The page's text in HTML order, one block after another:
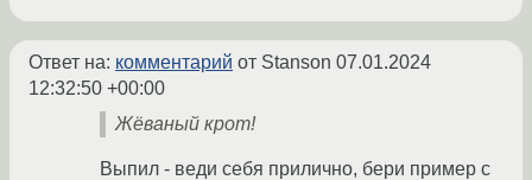
Ответ на: комментарий от Stanson 07.01.2024
12:32:50 +00:00
Жёваный крот!
Выпил - веди себя прилично, бери пример с